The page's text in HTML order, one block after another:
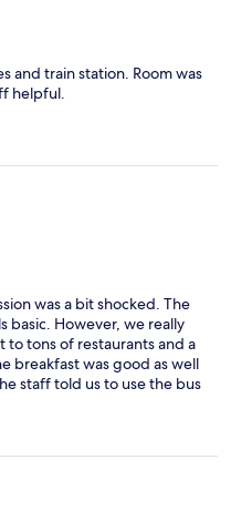
and train station. Room was
helpful.
was a bit shocked. The
basic. However, we really
tons of restaurants and a
breakfast was good as well
staff told us to use the bus
station but it was